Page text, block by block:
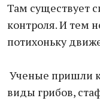
Там существует
контроля. И тем
потихоньку
Ученые пришли
виды грибов,